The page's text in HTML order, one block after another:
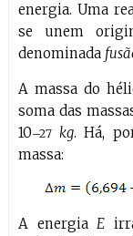
energia. Uma
se unem
denominada
A massa do
soma das
10–27kg. Há,
massa:
A energiaE